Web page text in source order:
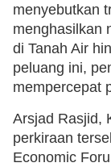
menyebutkan
menghasilkan
di Tanah Air
peluang ini,
mempercepat
Arsjad Rasjid,
perkiraan
Economic